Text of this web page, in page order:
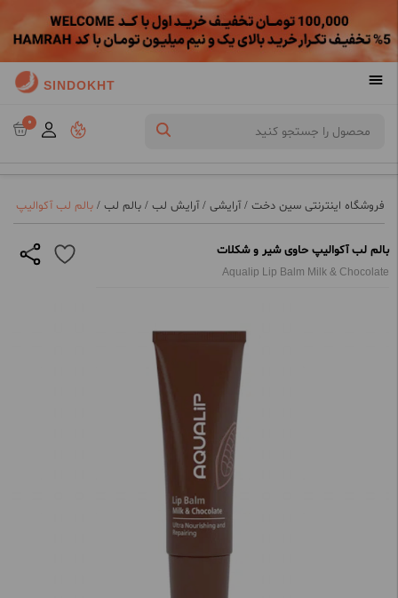
SINDOKHT
0
فروشگاه اینترنتی سین دخت / آرایشی / آرایش لب / بالم لب / بالم لب آکوالیپ
بالم لب آکوالیپ حاوی شیر و شکلات
Aqualip Lip Balm Milk & Chocolate